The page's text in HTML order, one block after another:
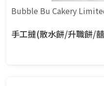
Bubble Bu Cakery
手工撻(散水餅/升職餅/